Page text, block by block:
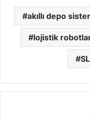
akıllı depo
lojistik